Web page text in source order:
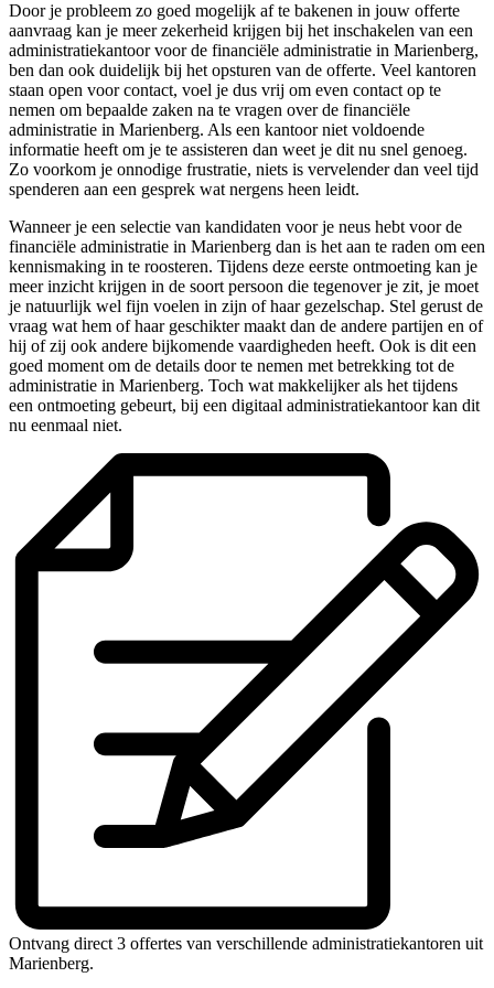
Door je probleem zo goed mogelijk af te bakenen in jouw offerte
aanvraag kan je meer zekerheid krijgen bij het inschakelen van een
administratiekantoor voor de financiële administratie in Marienberg,
ben dan ook duidelijk bij het opsturen van de offerte. Veel kantoren
staan open voor contact, voel je dus vrij om even contact op te
nemen om bepaalde zaken na te vragen over de financiële
administratie in Marienberg. Als een kantoor niet voldoende
informatie heeft om je te assisteren dan weet je dit nu snel genoeg.
Zo voorkom je onnodige frustratie, niets is vervelender dan veel tijd
spenderen aan een gesprek wat nergens heen leidt.
Wanneer je een selectie van kandidaten voor je neus hebt voor de
financiële administratie in Marienberg dan is het aan te raden om een
kennismaking in te roosteren. Tijdens deze eerste ontmoeting kan je
meer inzicht krijgen in de soort persoon die tegenover je zit, je moet
je natuurlijk wel fijn voelen in zijn of haar gezelschap. Stel gerust de
vraag wat hem of haar geschikter maakt dan de andere partijen en of
hij of zij ook andere bijkomende vaardigheden heeft. Ook is dit een
goed moment om de details door te nemen met betrekking tot de
administratie in Marienberg. Toch wat makkelijker als het tijdens
een ontmoeting gebeurt, bij een digitaal administratiekantoor kan dit
nu eenmaal niet.
Ontvang direct 3 offertes van verschillende administratiekantoren uit
Marienberg.